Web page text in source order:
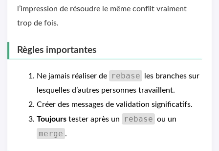
l’impression de résoudre le même conflit vraiment
trop de fois.
Règles importantes
Ne jamais réaliser de rebase
les branches sur
lesquelles d’autres personnes travaillent.
Créer des messages de validation significatifs.
Toujours tester après un rebase ou un
merge .